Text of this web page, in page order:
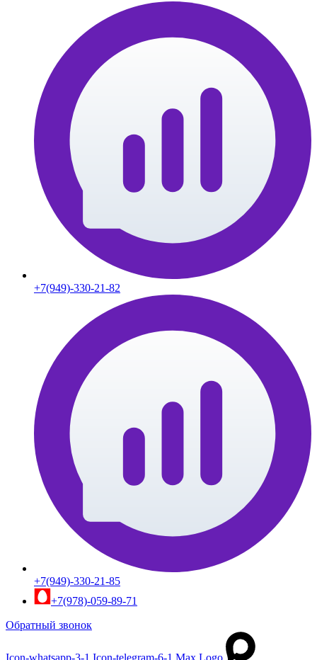
+7(949)-330-21-82
+7(949)-330-21-85
+7(978)-059-89-71
Обратный звонок
Icon-whatsapp-3-1 Icon-telegram-6-1 Max Logo